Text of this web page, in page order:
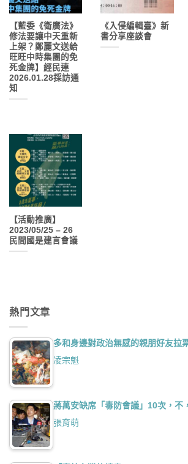
【藍委《衛廣法》
修法要讓中天重新
上架？鄭麗文送給
旺旺中時集團的免
死金牌】經民連
2026.01.28採訪通
知
《入侵編輯臺》新
書分享座談會
【活動推廣】
2023/05/25 – 26
民間國是建言會議
熱門文章
多和身邊對政治無感的親朋好友拉
凌宗魁
蔣萬安缺席「毒防會議」10次，不
張育萌